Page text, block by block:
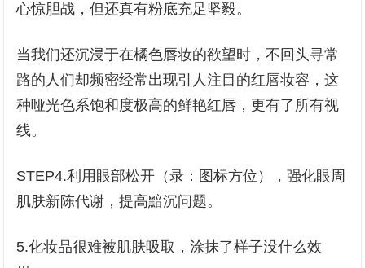
心惊胆战，但还真有粉底充足坚毅。
当我们还沉浸于在橘色唇妆的欲望时，不回头寻常
路的人们却频密经常出现引人注目的红唇妆容，这
种哑光色系饱和度极高的鲜艳红唇，更有了所有视
线。
STEP4.利用眼部松开（录：图标方位），强化眼周
肌肤新陈代谢，提高黯沉问题。
5.化妆品很难被肌肤吸取，涂抹了样子没什么效